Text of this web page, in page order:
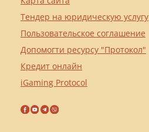
Тендер на юридическую услугу
Пользовательское соглашение
Допомогти ресурсу "Протокол"
Кредит онлайн
iGaming Protocol